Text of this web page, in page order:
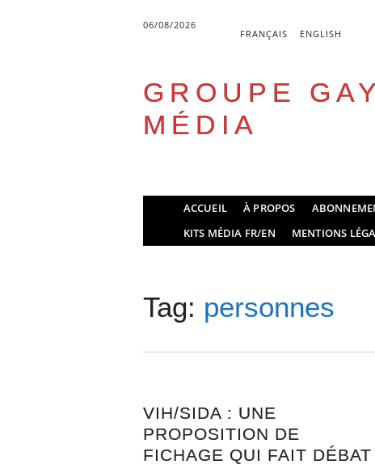
06/08/2026
FRANÇAIS ENGLISH
GROUPE
MÉDIA
Main menu
ACCUEIL À PROPOS
KITS MÉDIA FR/EN
MENTIONS
Tag: personnes
VIH/SIDA : UNE
PROPOSITION DE
FICHAGE QUI FAIT DÉBAT